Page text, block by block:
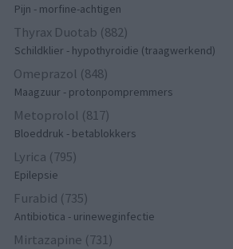
Pijn - morfine-achtigen
Thyrax Duotab (882)
Schildklier - hypothyroidie (traagwerkend)
Omeprazol (848)
Maagzuur - protonpompremmers
Metoprolol (817)
Bloeddruk - betablokkers
Lyrica (795)
Epilepsie
Furabid (735)
Antibiotica - urineweginfectie
Mirtazapine (731)